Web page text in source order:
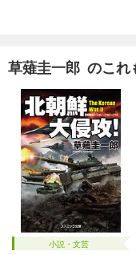
草薙圭一郎 のこれ
小説・文芸